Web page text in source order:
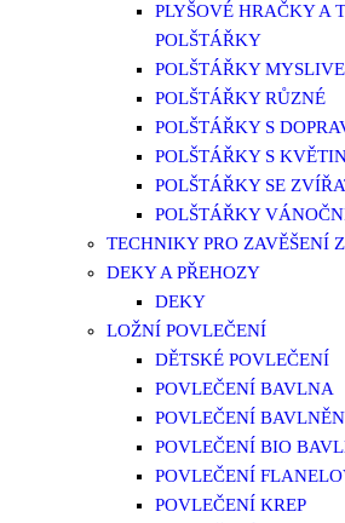
PLYŠOVÉ HRAČKY A
POLŠTÁŘKY
POLŠTÁŘKY
POLŠTÁŘKY RŮZNÉ
POLŠTÁŘKY S
POLŠTÁŘKY S
POLŠTÁŘKY SE
POLŠTÁŘKY
TECHNIKY PRO ZAVĚŠENÍ
DEKY A PŘEHOZY
DEKY
LOŽNÍ POVLEČENÍ
DĚTSKÉ POVLEČENÍ
POVLEČENÍ BAVLNA
POVLEČENÍ
POVLEČENÍ BIO
POVLEČENÍ
POVLEČENÍ KREP